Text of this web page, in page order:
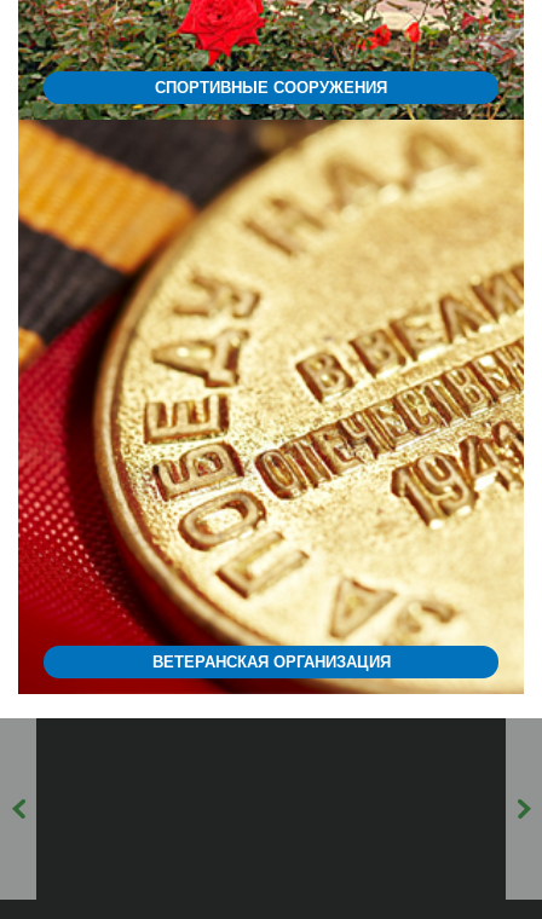
СПОРТИВНЫЕ СООРУЖЕНИЯ
ВЕТЕРАНСКАЯ ОРГАНИЗАЦИЯ